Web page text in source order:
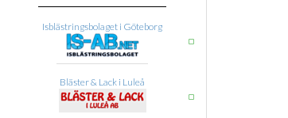
Isblästringsbolaget i Göteborg
Bläster & Lack i Luleå